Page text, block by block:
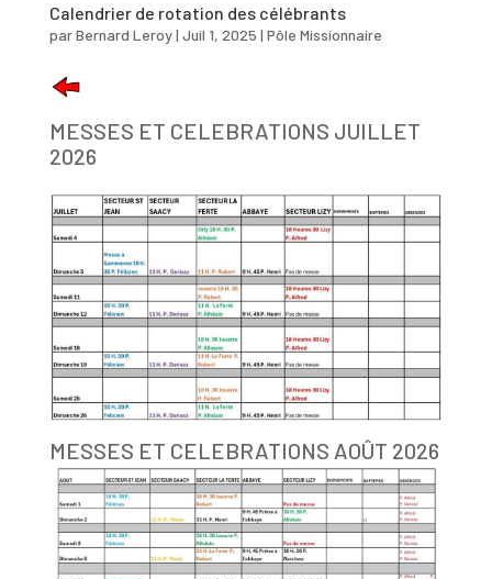
Calendrier de rotation des célébrants
parBernard Leroy| Juil 1, 2025 | Pôle Missionnaire
MESSES ET CELEBRATIONS JUILLET
2026
MESSES ET CELEBRATIONS AOÛT 2026